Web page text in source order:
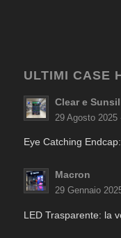
ULTIMI CASE
Clear e
29 Agosto 2025
Eye Catching
Macron
29 Gennaio
LED Trasparente: la